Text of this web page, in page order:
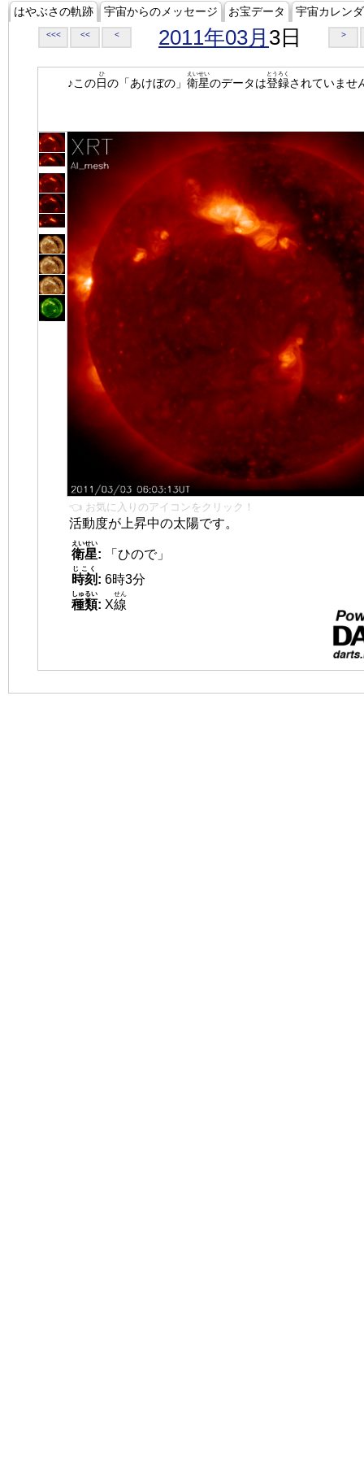
はやぶさの軌跡 宇宙からのメッセージ お宝データ 宇宙カレン
<<< << < 2011年03月 3日 >
♪この日
ひ
の「あけぼの」 衛星
えいせい
のデータは登録
とうろく
されていませ
👈 お気に入りのアイコンをクリック！
活動度が上昇中の太陽です。
衛星
えいせい
:
「ひので」
時刻
じこく
: 6時3分
種類
しゅるい
: X線
せん